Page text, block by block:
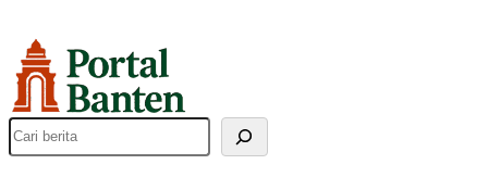
ke
konten
Cari